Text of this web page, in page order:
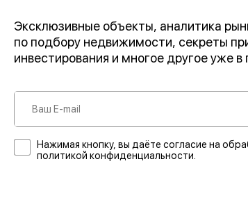
Эксклюзивные объекты, аналитика
по подбору недвижимости, секреты
инвестирования и многое другое уже в
Нажимая кнопку, вы даёте согласие на
политикой конфиденциальности.